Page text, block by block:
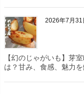
2026年7月31
【幻のじゃがいも】芽
は？甘み、食感、魅力を